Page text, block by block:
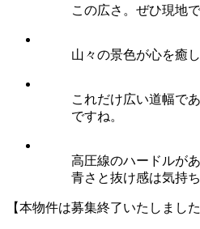
この広さ。ぜひ現地
山々の景色が心を癒
これだけ広い道幅で
ですね。
高圧線のハードルが
青さと抜け感は気持ち
【本物件は募集終了いたしました